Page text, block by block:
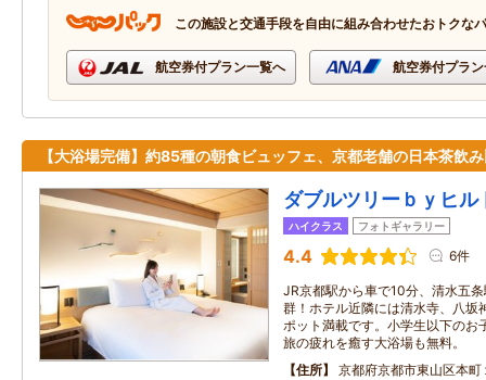
この施設と交通手段を自由に組み合わせたおトクな
航空券付プラン一覧へ 航空券付プラ
【大浴場完備】約85種の朝食ビュッフェ、京都老舗の日本茶飲
ダブルツリーｂｙヒル
ハイクラス フォトギャラリー
4.4 6件
JR京都駅から車で10分、清水五
群！ホテル近隣には清水寺、八坂
ポット満載です。小学生以下のお
旅の疲れを癒す大浴場も無料。
住所
京都府京都市東山区本町